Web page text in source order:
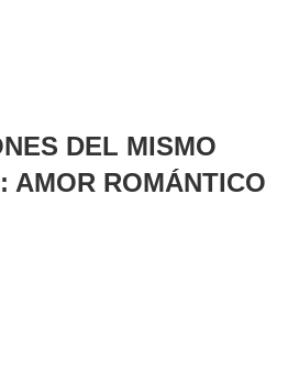
DEL MISMO
AMOR ROMÁNTICO